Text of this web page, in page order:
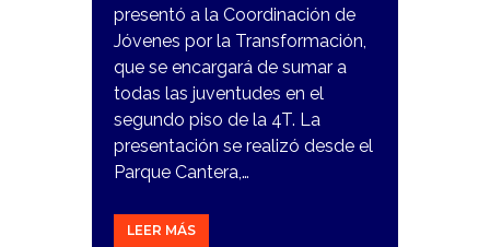
presentó a la Coordinación de
Jóvenes por la Transformación,
que se encargará de sumar a
todas las juventudes en el
segundo piso de la 4T. La
presentación se realizó desde el
Parque Cantera,…
LEER MÁS